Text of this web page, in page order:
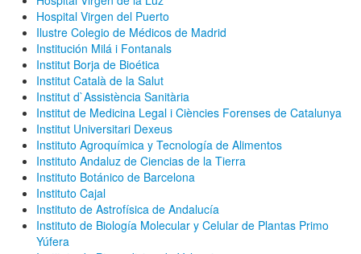
Hospital Virgen del Puerto
Ilustre Colegio de Médicos de Madrid
Institución Milá i Fontanals
Institut Borja de Bioética
Institut Català de la Salut
Institut d`Assistència Sanitària
Institut de Medicina Legal i Ciències Forenses de Catalunya
Institut Universitari Dexeus
Instituto Agroquímica y Tecnología de Alimentos
Instituto Andaluz de Ciencias de la Tierra
Instituto Botánico de Barcelona
Instituto Cajal
Instituto de Astrofísica de Andalucía
Instituto de Biología Molecular y Celular de Plantas Primo
Yúfera